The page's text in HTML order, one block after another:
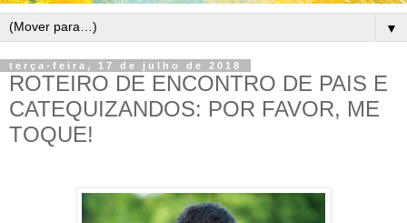
▼
terça-feira, 17 de julho de 2018
ROTEIRO DE ENCONTRO DE PAIS E
CATEQUIZANDOS: POR FAVOR, ME
TOQUE!